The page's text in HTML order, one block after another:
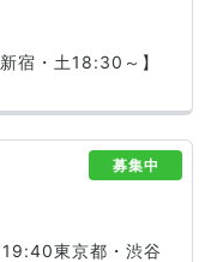
宿・土18:30～】
募集中
東京都・渋谷